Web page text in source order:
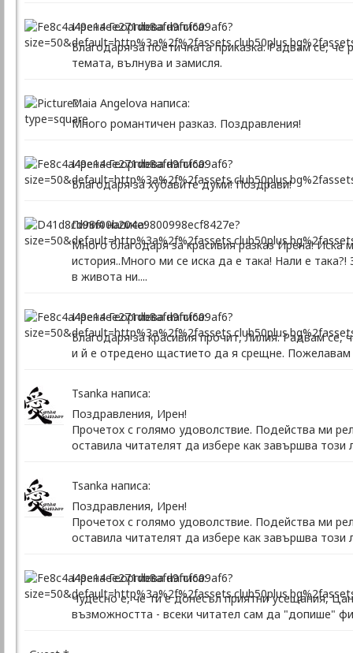
Ирена Георгиева написа:
Благодаря за поетичната приказка. Радвам се,
темата, вълнува и замисля.
Maia Angelova написа:
Много романтичен разказ. Поздравления!
Ирена Георгиева написа:
Благодаря за хубавите думи! Поздрави!
Лилия написа:
Много благодаря за красивия разказ Ирена!
история..Много ми се иска да е така! Нали е
в живота ни....
Ирена Георгиева написа:
Благодаря за красивия прочит, Лилия. Радвам
и й е отредено щастието да я срещне.
Tsanka написа:
Поздравления, Ирен!
Прочетох с голямо удоволствие. Подейства ми
оставила читателят да избере как завършва
Tsanka написа:
Поздравления, Ирен!
Прочетох с голямо удоволствие. Подейства ми
оставила читателят да избере как завършва
Ирена Георгиева написа:
Чудесно е, че ти е донесъл приятни усещания,
възможността - всеки читател сам да "допише"